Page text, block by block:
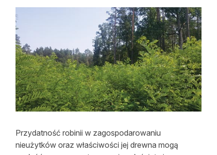
Leśnik na zakupach
Z zagranicy
Edukacja
Lasy prywatne
O nas
Prenumerata
Przydatność robinii w zagospodarowaniu
nieużytków oraz właściwości jej drewna mogą